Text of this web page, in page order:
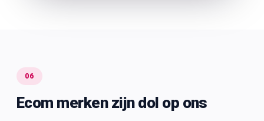
06
Ecom merken zijn dol op ons